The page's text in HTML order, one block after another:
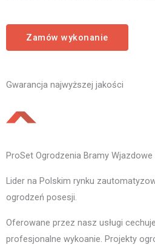
Zamów wykonanie
Gwarancja najwyższej jakości
ProSet Ogrodzenia Bramy Wjazdowe
Lider na Polskim rynku
ogrodzeń posesji.
Oferowane przez nasz usługi
profesjonalne wykoanie. Projekty